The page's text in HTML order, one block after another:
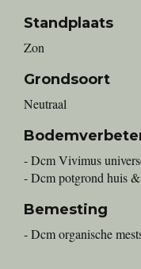
Standplaats
Zon
Grondsoort
Neutraal
- Dcm Vivimus
- Dcm potgrond huis
Bemesting
- Dcm organische